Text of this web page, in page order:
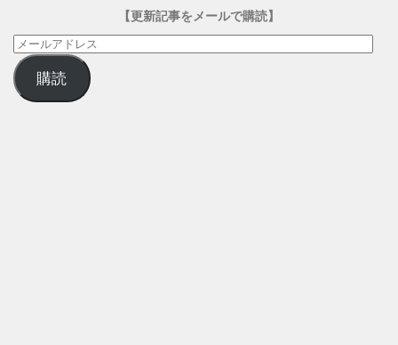
【更新記事をメールで購読】
メ
ー
ル
購読